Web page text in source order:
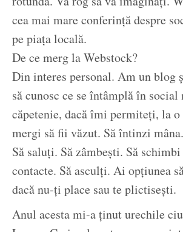
cea mai mare conferință despre
pe piața locală.
De ce merg la Webstock?
Din interes personal. Am un blog
să cunosc ce se întâmplă în social
căpetenie, dacă îmi permiteți, la
mergi să fii văzut. Să întinzi
Să saluți. Să zâmbești. Să schimbi
contacte. Să asculți. Ai opțiunea
dacă nu-ți place sau te plictisești.
Anul acesta mi-a ținut urechile